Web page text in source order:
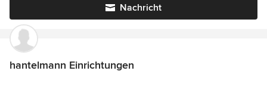
Nachricht
hantelmann Einrichtungen